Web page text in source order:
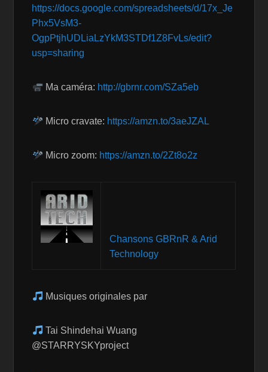
https://docs.google.com/spreadsheets/d/17x_Je
Phx5VsM3-
OgpPtjhUDLiaLzYkM3STDf1Z8FvLs/edit?
usp=sharing
Ma caméra: http://gbrnr.com/SZa5eb
Micro cravate: https://amzn.to/3aeJZAL
Micro zoom: https://amzn.to/2Zt8o2z
Chansons GBRnR & Arid
Technology
Musiques originales par
Tai Shindehai Wuang
@STARRYSKYproject